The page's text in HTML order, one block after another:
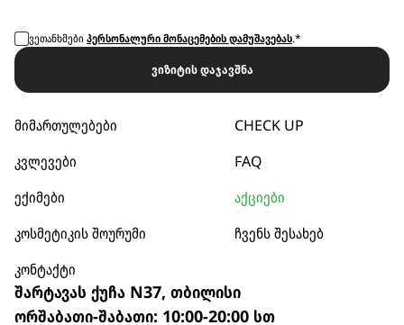
ვეთანხმებიპერსონალური მონაცემების დამუშავებას.*
ვიზიტის დაჯავშნა
მიმართულებები
CHECK UP
კვლევები
FAQ
ექიმები
აქციები
კოსმეტიკის შოურუმი
ჩვენს შესახებ
კონტაქტი
შარტავას ქუჩა N37, თბილისი
ორშაბათი-შაბათი: 10:00-20:00 სთ